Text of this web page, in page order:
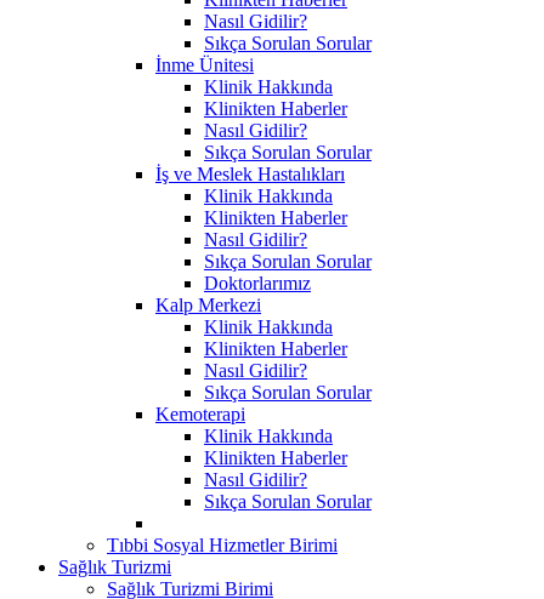
Nasıl Gidilir?
Sıkça Sorulan Sorular
İnme Ünitesi
Klinik Hakkında
Klinikten Haberler
Nasıl Gidilir?
Sıkça Sorulan Sorular
İş ve Meslek Hastalıkları
Klinik Hakkında
Klinikten Haberler
Nasıl Gidilir?
Sıkça Sorulan Sorular
Doktorlarımız
Kalp Merkezi
Klinik Hakkında
Klinikten Haberler
Nasıl Gidilir?
Sıkça Sorulan Sorular
Kemoterapi
Klinik Hakkında
Klinikten Haberler
Nasıl Gidilir?
Sıkça Sorulan Sorular
Tıbbi Sosyal Hizmetler Birimi
Sağlık Turizmi
Sağlık Turizmi Birimi